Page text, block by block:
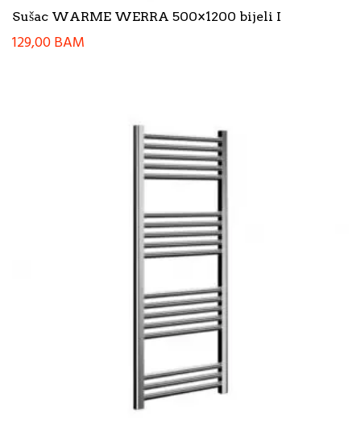
Sušac WARME WERRA 500×1200 bijeli I
129,00BAM